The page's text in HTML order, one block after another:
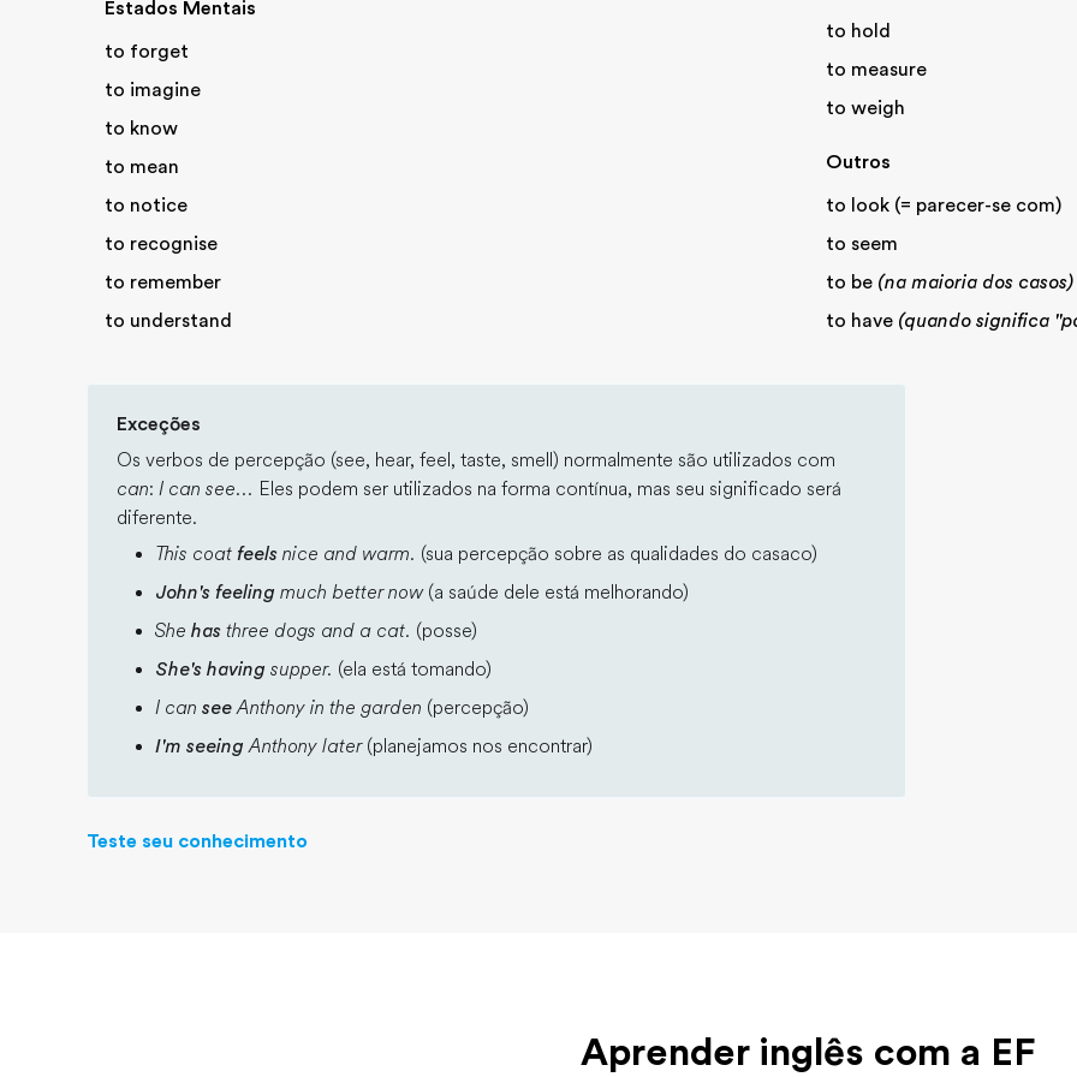
Estados Mentais
to forget
to imagine
to know
to mean
to notice
to recognise
to remember
to understand
to hold
to measure
to weigh
Outros
to look (= parecer-se com)
to seem
to be (na maioria dos casos)
to have (quando significa
Exceções
Os verbos de percepção (see, hear, feel, taste, smell) normalmente são utilizados com
can: I can see... Eles podem ser utilizados na forma contínua, mas seu significado será
diferente.
This coat feels nice and warm. (sua percepção sobre as qualidades do casaco)
John's feeling much better now(a saúde dele está melhorando)
She has three dogs and a cat. (posse)
She's having supper. (ela está tomando)
I can seeAnthony in the garden (percepção)
I'm seeing Anthony later(planejamos nos encontrar)
Teste seu conhecimento
Aprender inglês com a EF